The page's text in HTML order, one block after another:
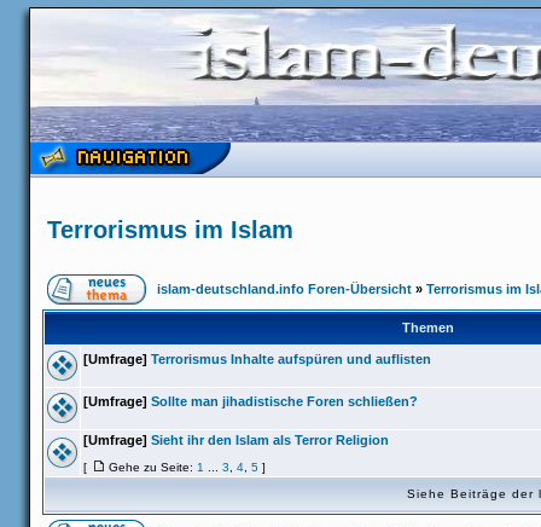
Terrorismus im Islam
islam-deutschland.info Foren-Übersicht » Terrorismus im
Themen
[Umfrage] Terrorismus Inhalte aufspüren und auflisten
[Umfrage] Sollte man jihadistische Foren schließen?
[Umfrage] Sieht ihr den Islam als Terror Religion
[ Gehe zu Seite: 1 3 4 5 ]
Siehe Beiträge